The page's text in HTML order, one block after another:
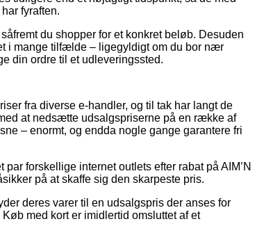
fyraften.
du shopper for et konkret beløb. Desuden
i mange tilfælde – ligegyldigt om du bor nær
din ordre til et udleveringssted.
fra diverse e-handler, og til tak har langt de
at nedsætte udsalgspriserne på en række af
– enormt, og endda nogle gange garantere fri
forskellige internet outlets efter rabat på AIM’N
på at skaffe sig den skarpeste pris.
deres varer til en udsalgspris der anses for
med kort er imidlertid omsluttet af et